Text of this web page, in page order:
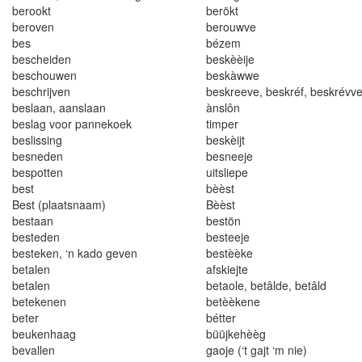
berookt
berökt
beroven
berouwve
bes
bézem
bescheiden beskèèije
beschouwen beskàwwe
beschrijven beskreeve, beskréf, beskr
beslaan, aanslaan
ànslôn
beslag voor pannekoek
timper
beslissing beskèijt
besneden
besneeje
bespotten
uitsliepe
best
bèèst
Best (plaatsnaam)
Bèèst
bestaan
bestön
besteden
besteeje
besteken, ‘n kado geven bestèèke
betalen
afskiejte
betalen betaole, betâlde, betâld
betekenen
betèèkene
beter
bétter
beukenhaag
büüjkehèèg
bevallen gaoje (‘t gajt ‘m nie)